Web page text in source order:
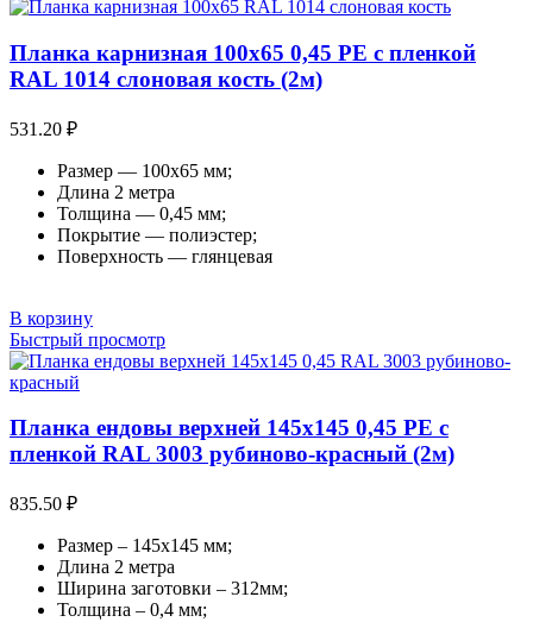
Планка карнизная 100х65 0,45 PE с пленкой
RAL 1014 слоновая кость (2м)
531.20 ₽
Размер — 100х65 мм;
Длина 2 метра
Толщина — 0,45 мм;
Покрытие — полиэстер;
Поверхность — глянцевая
В корзину
Быстрый просмотр
Планка ендовы верхней 145х145 0,45 PE с
пленкой RAL 3003 рубиново-красный (2м)
835.50 ₽
Размер – 145х145 мм;
Длина 2 метра
Ширина заготовки – 312мм;
Толщина – 0,4 мм;